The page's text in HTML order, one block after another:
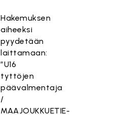
Hakemuksen
aiheeksi
pyydetään
laittamaan:
”U16
tyttöjen
päävalmentaja
/
MAAJOUKKUETIE-